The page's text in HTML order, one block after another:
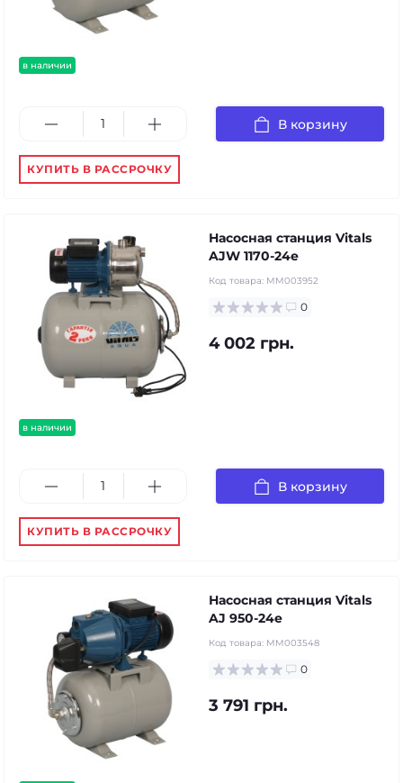
в наличии
В корзину
КУПИТЬ В РАССРОЧКУ
в наличии
Насосная станция Vitals
AJW 1170-24e
Код товара: MM003952
0
4 002 грн.
В корзину
КУПИТЬ В РАССРОЧКУ
Насосная станция Vitals
AJ 950-24e
Код товара: MM003548
0
3 791 грн.